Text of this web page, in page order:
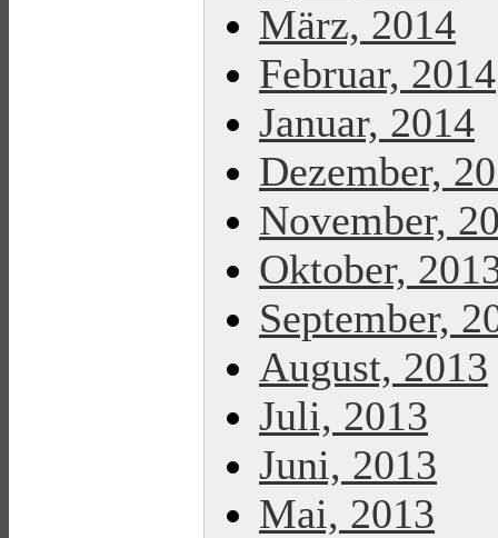
März, 2014
Februar, 2014
Januar, 2014
Dezember,
November,
Oktober,
September,
August, 2013
Juli, 2013
Juni, 2013
Mai, 2013